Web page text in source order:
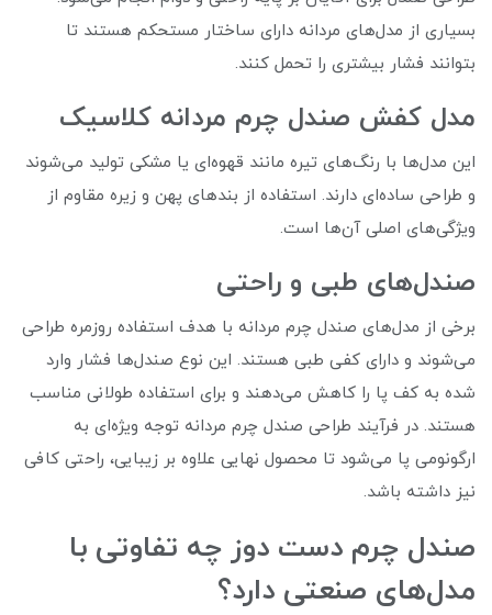
بسیاری از مدل‌های مردانه دارای ساختار مستحکم‌ هستند تا
بتوانند فشار بیشتری را تحمل کنند.
مدل کفش صندل چرم مردانه کلاسیک
این مدل‌ها با رنگ‌های تیره مانند قهوه‌ای یا مشکی تولید می‌شوند
و طراحی ساده‌ای دارند. استفاده از بندهای پهن و زیره مقاوم از
ویژگی‌های اصلی آن‌ها است.
صندل‌های طبی و راحتی
برخی از مدل‌های صندل چرم مردانه با هدف استفاده روزمره طراحی
می‌شوند و دارای کفی طبی هستند. این نوع صندل‌ها فشار وارد
شده به کف پا را کاهش می‌دهند و برای استفاده طولانی مناسب
هستند. در فرآیند طراحی صندل چرم مردانه توجه ویژه‌ای به
ارگونومی پا می‌شود تا محصول نهایی علاوه بر زیبایی، راحتی کافی
نیز داشته باشد.
صندل چرم دست دوز چه تفاوتی با
مدل‌های صنعتی دارد؟